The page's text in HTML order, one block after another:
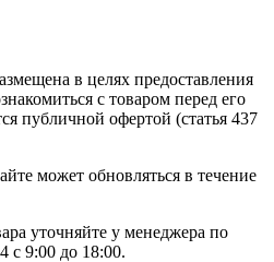
в целях предоставления
с товаром перед его
публичной офертой (статья 437
может обновляться в течение
уточняйте у менеджера по
с 9:00 до 18:00.